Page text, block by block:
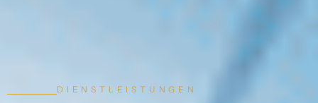
DIENSTLEISTUNGEN